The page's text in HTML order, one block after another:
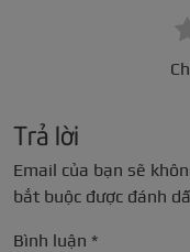
Trả lời
Email của bạn sẽ
bắt buộc được đánh
Bình luận *